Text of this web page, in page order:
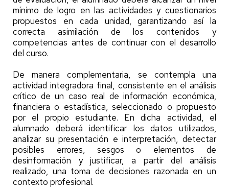
mínimo de logro en las actividades y cuestionarios
propuestos en cada unidad, garantizando así la
correcta asimilación de los contenidos y
competencias antes de continuar con el desarrollo
del curso.
De manera complementaria, se contempla una
actividad integradora final, consistente en el análisis
crítico de un caso real de información económica,
financiera o estadística, seleccionado o propuesto
por el propio estudiante. En dicha actividad, el
alumnado deberá identificar los datos utilizados,
analizar su presentación e interpretación, detectar
posibles errores, sesgos o elementos de
desinformación y justificar, a partir del análisis
realizado, una toma de decisiones razonada en un
contexto profesional.